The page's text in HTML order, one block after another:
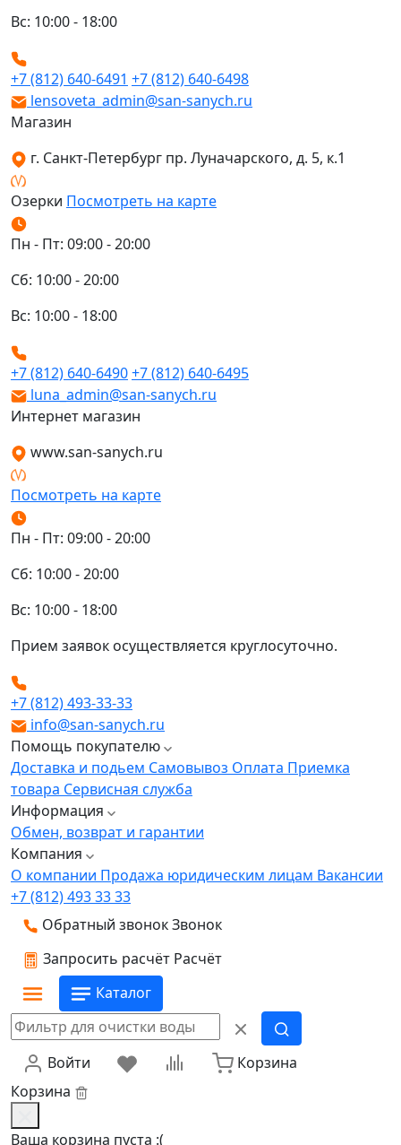
Вс: 10:00 - 18:00
+7 (812) 640-6491 +7 (812) 640-6498
lensoveta_admin@san-sanych.ru
Магазин
г. Санкт-Петербург пр. Луначарского, д. 5, к.1
Озерки Посмотреть на карте
Пн - Пт: 09:00 - 20:00
Сб: 10:00 - 20:00
Вс: 10:00 - 18:00
+7 (812) 640-6490+7 (812) 640-6495
luna_admin@san-sanych.ru
Интернет магазин
www.san-sanych.ru
Посмотреть на карте
Пн - Пт: 09:00 - 20:00
Сб: 10:00 - 20:00
Вс: 10:00 - 18:00
Прием заявок осуществляется круглосуточно.
+7 (812) 493-33-33
info@san-sanych.ru
Помощь покупателю
Доставка и подьем Самовывоз Оплата Приемка
товара Сервисная служба
Информация
Обмен, возврат и гарантии
Компания
О компании Продажа юридическим лицам Вакансии
+7 (812) 493 33 33
Обратный звонокЗвонок
Запросить расчёт Расчёт
Каталог
Войти
Корзина
Корзина
Ваша корзина пуста :(